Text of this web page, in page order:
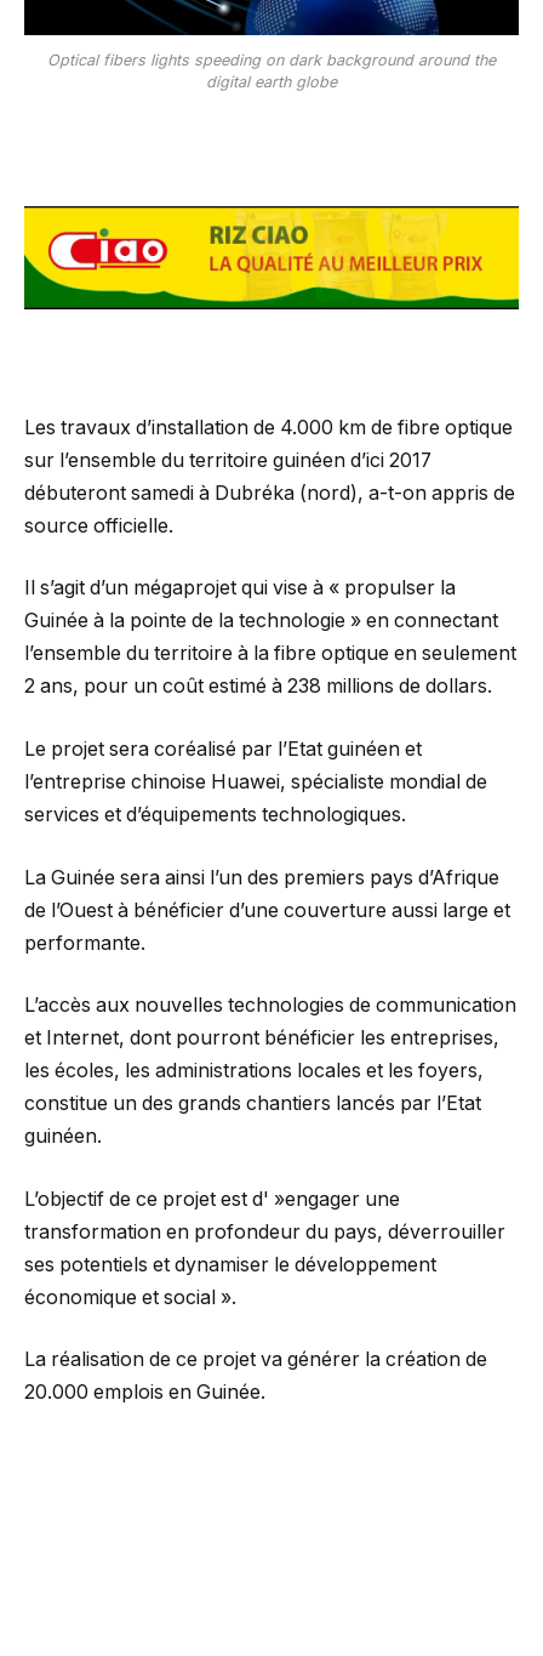
Optical fibers lights speeding on dark background around the
digital earth globe
Les travaux d’installation de 4.000 km de fibre optique
sur l’ensemble du territoire guinéen d’ici 2017
débuteront samedi à Dubréka (nord), a-t-on appris de
source officielle.
Il s’agit d’un mégaprojet qui vise à « propulser la
Guinée à la pointe de la technologie » en connectant
l’ensemble du territoire à la fibre optique en seulement
2 ans, pour un coût estimé à 238 millions de dollars.
Le projet sera coréalisé par l’Etat guinéen et
l’entreprise chinoise Huawei, spécialiste mondial de
services et d’équipements technologiques.
La Guinée sera ainsi l’un des premiers pays d’Afrique
de l’Ouest à bénéficier d’une couverture aussi large et
performante.
L’accès aux nouvelles technologies de communication
et Internet, dont pourront bénéficier les entreprises,
les écoles, les administrations locales et les foyers,
constitue un des grands chantiers lancés par l’Etat
guinéen.
L’objectif de ce projet est d' »engager une
transformation en profondeur du pays, déverrouiller
ses potentiels et dynamiser le développement
économique et social ».
La réalisation de ce projet va générer la création de
20.000 emplois en Guinée.